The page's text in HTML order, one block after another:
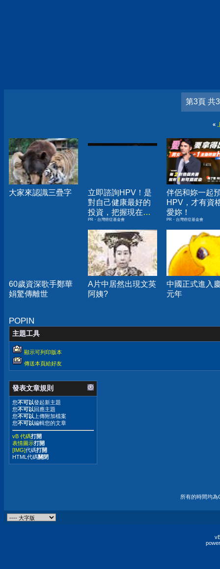
第3頁 共
«
大家來認識三疊字
立即諮詢HPV！是
對自己健康最好的
投資，把握現在不
嫌晚！
PR・台灣癌症基金會
伴侶和妳一起
HPV，才有資
愛妳！
PR・台灣癌症基金會
60歲資深歌手鄭華
娟驚傳離世
A片中居然出現文英
阿姨?
中國正式進入
元年
POPIN
主題工具
顯示可列印版本
傳送本頁給好友
發表文章規則
您不可以發起新主題
您不可以 回應主題
您不可以 上傳附加檔案
您不可以編輯您的文章
vB 代碼打開
表情圖示打開
[IMG]代碼打開
HTML代碼關閉
所有的時間均為